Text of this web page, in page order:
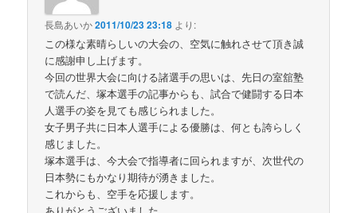
長島あいか2011/10/23 23:18 より:
この様な素晴らしいの大会の、空気に触れさせて頂き誠
に感謝申し上げます。
今回の世界大会に向ける諸選手の思いは、先日の室舘塾
で読んだ、塚本選手の記事からも、試合で健闘する日本
人選手の姿を見ても感じられました。
女子男子共に日本人選手による優勝は、何とも誇らしく
感じました。
塚本選手は、今大会で指導者に回られますが、次世代の
日本勢にもかなり期待が湧きました。
これからも、空手を応援します。
ありがとうございました。